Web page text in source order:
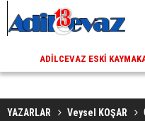
ADILCEVAZ ESKI
YAZARLAR Veysel KOŞAR